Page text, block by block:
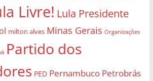
Livre! Lula Presidente
milton alves Minas Gerais Organizações
Partido dos
PED Pernambuco Petrobrás